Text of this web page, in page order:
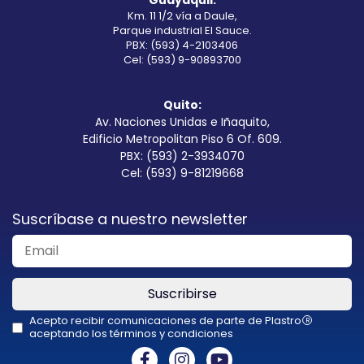
Km. 11 1/2 vía a Daule,
Parque industrial El Sauce.
PBX: (593) 4-2103406
Cel: (593) 9-90893700
Quito:
Av. Naciones Unidas e Iñaquito,
Edificio Metropolitan Piso 6 Of. 609.
PBX: (593) 2-3934070
Cel: (593) 9-81219668
Suscríbase a nuestro newsletter
Suscribirse
Acepto recibir comunicaciones de parte de Plastro R
aceptando los términos y condiciones